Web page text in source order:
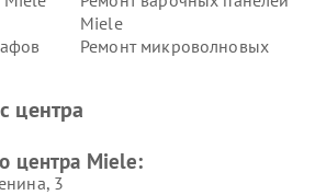
Miele
Ремонт микроволновых
пылесосов Miele
центра
центра Miele:
3